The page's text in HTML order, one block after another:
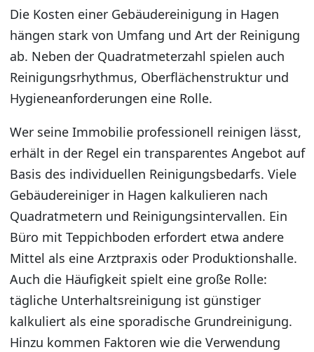
Die Kosten einer Gebäudereinigung in Hagen
hängen stark von Umfang und Art der Reinigung
ab. Neben der Quadratmeterzahl spielen auch
Reinigungsrhythmus, Oberflächenstruktur und
Hygieneanforderungen eine Rolle.
Wer seine Immobilie professionell reinigen lässt,
erhält in der Regel ein transparentes Angebot auf
Basis des individuellen Reinigungsbedarfs. Viele
Gebäudereiniger in Hagen kalkulieren nach
Quadratmetern und Reinigungsintervallen. Ein
Büro mit Teppichboden erfordert etwa andere
Mittel als eine Arztpraxis oder Produktionshalle.
Auch die Häufigkeit spielt eine große Rolle:
tägliche Unterhaltsreinigung ist günstiger
kalkuliert als eine sporadische Grundreinigung.
Hinzu kommen Faktoren wie die Verwendung